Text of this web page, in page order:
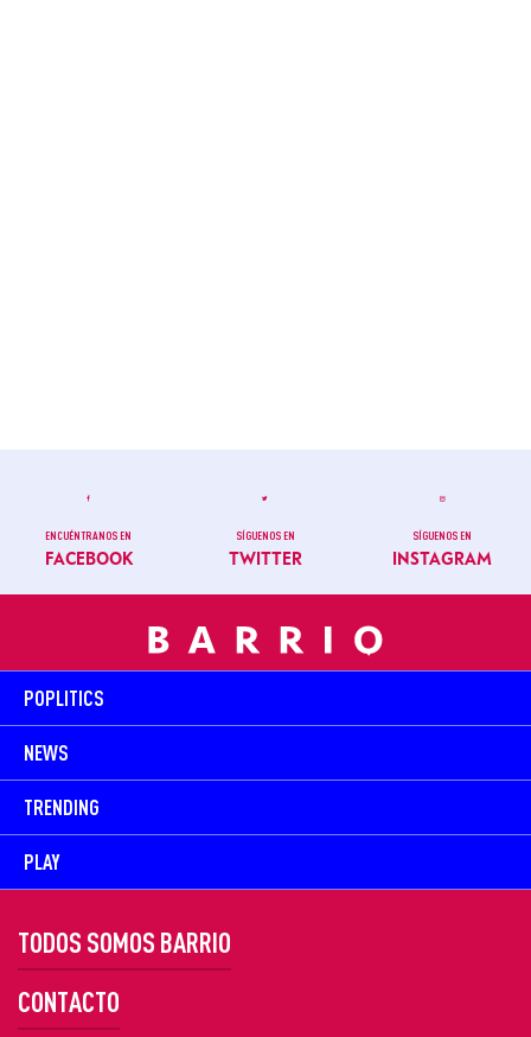
ENCUÉNTRANOS EN
FACEBOOK
SÍGUENOS EN
TWITTER
SÍGUENOS EN
INSTAGRAM
POPLITICS
NEWS
TRENDING
PLAY
TODOS SOMOS BARRIO
CONTACTO